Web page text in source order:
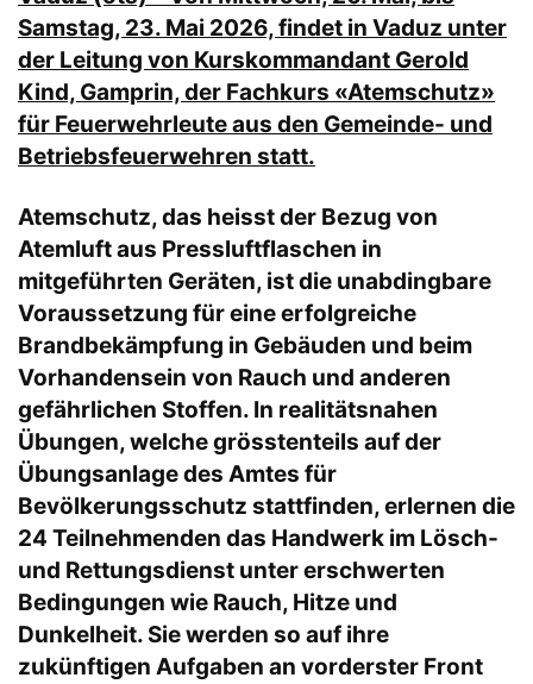
Samstag, 23. Mai 2026, findet in Vaduz unter
der Leitung von Kurskommandant Gerold
Kind, Gamprin, der Fachkurs «Atemschutz»
für Feuerwehrleute aus den Gemeinde- und
Betriebsfeuerwehren statt.
Atemschutz, das heisst der Bezug von
Atemluft aus Pressluftflaschen in
mitgeführten Geräten, ist die unabdingbare
Voraussetzung für eine erfolgreiche
Brandbekämpfung in Gebäuden und beim
Vorhandensein von Rauch und anderen
gefährlichen Stoffen. In realitätsnahen
Übungen, welche grösstenteils auf der
Übungsanlage des Amtes für
Bevölkerungsschutz stattfinden, erlernen die
24 Teilnehmenden das Handwerk im Lösch-
und Rettungsdienst unter erschwerten
Bedingungen wie Rauch, Hitze und
Dunkelheit. Sie werden so auf ihre
zukünftigen Aufgaben an vorderster Front